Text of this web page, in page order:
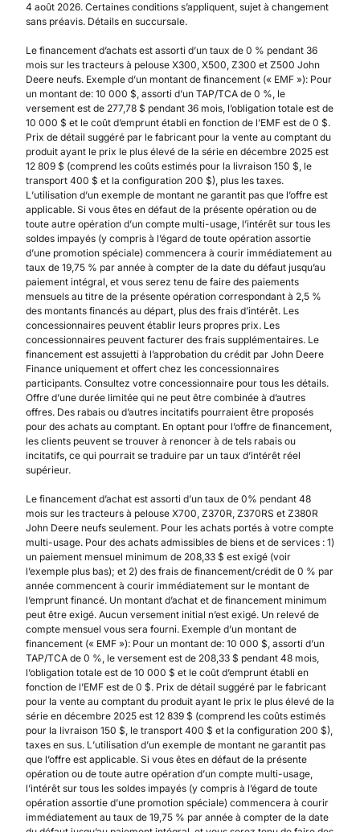
4 août 2026. Certaines conditions s’appliquent, sujet à changement
sans préavis. Détails en succursale.
Le financement d’achats est assorti d’un taux de 0 % pendant 36
mois sur les tracteurs à pelouse X300, X500, Z300 et Z500 John
Deere neufs. Exemple d’un montant de financement (« EMF »): Pour
un montant de: 10 000 $, assorti d’un TAP/TCA de 0 %, le
versement est de 277,78 $ pendant 36 mois, l’obligation totale est de
10 000 $ et le coût d’emprunt établi en fonction de l’EMF est de 0 $.
Prix de détail suggéré par le fabricant pour la vente au comptant du
produit ayant le prix le plus élevé de la série en décembre 2025 est
12 809 $ (comprend les coûts estimés pour la livraison 150 $, le
transport 400 $ et la configuration 200 $), plus les taxes.
L’utilisation d’un exemple de montant ne garantit pas que l’offre est
applicable. Si vous êtes en défaut de la présente opération ou de
toute autre opération d’un compte multi-usage, l’intérêt sur tous les
soldes impayés (y compris à l’égard de toute opération assortie
d’une promotion spéciale) commencera à courir immédiatement au
taux de 19,75 % par année à compter de la date du défaut jusqu’au
paiement intégral, et vous serez tenu de faire des paiements
mensuels au titre de la présente opération correspondant à 2,5 %
des montants financés au départ, plus des frais d’intérêt. Les
concessionnaires peuvent établir leurs propres prix. Les
concessionnaires peuvent facturer des frais supplémentaires. Le
financement est assujetti à l’approbation du crédit par John Deere
Finance uniquement et offert chez les concessionnaires
participants. Consultez votre concessionnaire pour tous les détails.
Offre d’une durée limitée qui ne peut être combinée à d’autres
offres. Des rabais ou d’autres incitatifs pourraient être proposés
pour des achats au comptant. En optant pour l’offre de financement,
les clients peuvent se trouver à renoncer à de tels rabais ou
incitatifs, ce qui pourrait se traduire par un taux d’intérêt réel
supérieur.
Le financement d’achat est assorti d’un taux de 0% pendant 48
mois sur les tracteurs à pelouse X700, Z370R, Z370RS et Z380R
John Deere neufs seulement. Pour les achats portés à votre compte
multi-usage. Pour des achats admissibles de biens et de services : 1)
un paiement mensuel minimum de 208,33 $ est exigé (voir
l’exemple plus bas); et 2) des frais de financement/crédit de 0 % par
année commencent à courir immédiatement sur le montant de
l’emprunt financé. Un montant d’achat et de financement minimum
peut être exigé. Aucun versement initial n’est exigé. Un relevé de
compte mensuel vous sera fourni. Exemple d’un montant de
financement (« EMF »): Pour un montant de: 10 000 $, assorti d’un
TAP/TCA de 0 %, le versement est de 208,33 $ pendant 48 mois,
l’obligation totale est de 10 000 $ et le coût d’emprunt établi en
fonction de l’EMF est de 0 $. Prix de détail suggéré par le fabricant
pour la vente au comptant du produit ayant le prix le plus élevé de la
série en décembre 2025 est 12 839 $ (comprend les coûts estimés
pour la livraison 150 $, le transport 400 $ et la configuration 200 $),
taxes en sus. L’utilisation d’un exemple de montant ne garantit pas
que l’offre est applicable. Si vous êtes en défaut de la présente
opération ou de toute autre opération d’un compte multi-usage,
l’intérêt sur tous les soldes impayés (y compris à l’égard de toute
opération assortie d’une promotion spéciale) commencera à courir
immédiatement au taux de 19,75 % par année à compter de la date